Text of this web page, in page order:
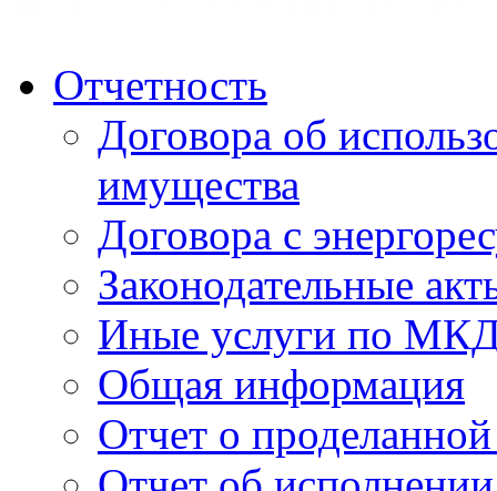
Отчетность
Договора об
имущества
Договора с
Законодательные
Иные услуги по
Общая информация
Отчет о проделанной